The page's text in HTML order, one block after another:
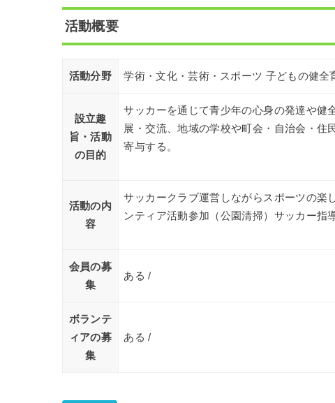
活動概要
活動分野 学術・文化・芸術・スポーツ 子どもの健全
設立趣
旨・活動
の目的
サッカーを通じて青少年の心身の発達や健
展・交流、地域の学校や町会・自治会・住
寄与する。
活動の内
容
サッカークラブ運営しながらスポーツの楽
ンティア活動参加（公園清掃）サッカー指
会員の募
集
ある /
ボランテ
ィアの募
集
ある /